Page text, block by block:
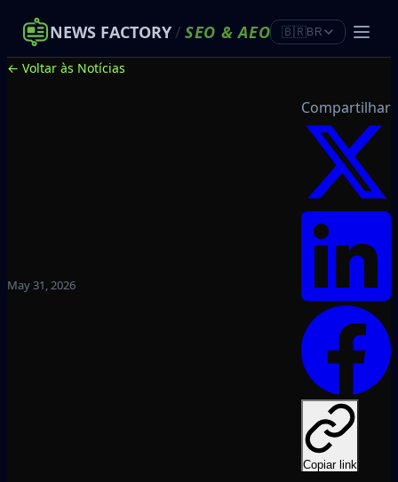
NEWS FACTORY/ SEO &AEO 🇧🇷BR
← Voltar às Notícias
May 31, 2026
Compartilhar
Copiar link